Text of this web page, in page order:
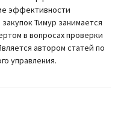
эффективности
Тимур занимается
в вопросах проверки
автором статей по
управления.